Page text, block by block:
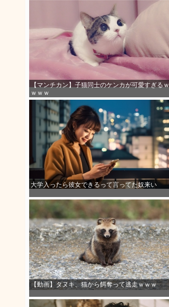
【マンチカン】子猫同士のケンカが可愛すぎるｗ
ｗｗｗ
大学入ったら彼女できるって言ってた奴来い
【動画】タヌキ、猫から餌奪って逃走ｗｗｗ